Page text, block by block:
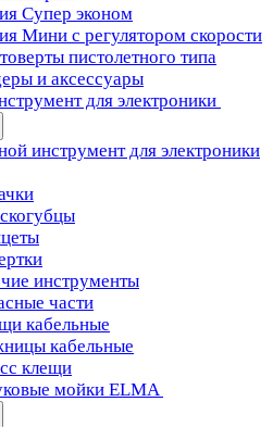
Cупер эконом
Мини с регулятором скорости
пистолетного типа
и аксессуары
для электроники
инструмент для электроники
инструменты
части
кабельные
кабельные
клещи
мойки ELMA